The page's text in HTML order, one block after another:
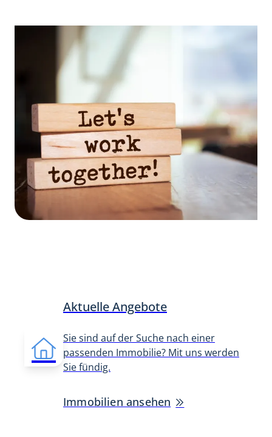
Aktuelle Angebote
Sie sind auf der Suche nach einer
passenden Immobilie? Mit uns werden
Sie fündig.
Immobilien ansehen